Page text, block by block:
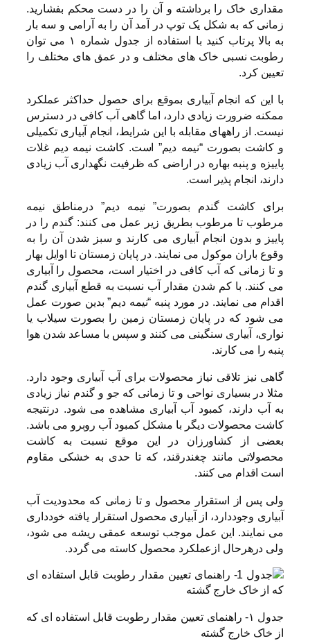
مقداری خاک را برداشته و آن را در دست محکم بفشارید.
زمانی که به شکل یک توپ در آمد آن را به آرامی و سه بار
به بالا پرتاب کنید با استفاده از جدول شماره ۱ می توان
رطوبت نسبی خاک های مختلف و در عمق های مختلف را
تعیین کرد.
با این که انجام آبیاری بموقع برای حصول حداکثر عملکرد
ممکنه ضرورت زیادی دارد، اما گاهی آب کافی در دسترس
نیست. از راههای مقابله با این شرایط، انجام آبیاری تکمیلی
و کاشت بصورت “نیمه دیم” است. کاشت نیمه دیم غلات
پاییزه و پنبه بهاره در اراضی که ظرفیت نگهداری آب زیادی
دارند، انجام پذیر است.
برای کاشت گندم بصورت” نیمه دیم” درمناطق نیمه
مرطوب تا مرطوب بطریق زیر عمل می کنند: گندم را در
پاییز و بدون انجام آبیاری می کارند و سبز شدن آن را به
وقوع باران موکول می نمایند. در پایان زمستان تا اوایل بهار
و تا زمانی که آب کافی در اختیار است، محصول را آبیاری
می کنند. با کم شدن مقدار آب نسبت به قطع آبیاری گندم
اقدام می نمایند. در مورد پنبه “نیمه دیم” بدین صورت عمل
می شود که در پایان زمستان زمین را بصورت سیلاب یا
نواری، آبیاری سنگینی می کنند و سپس با مساعد شدن هوا
پنبه را می کارند.
گاهی نیز تلاقی نیاز محصولات برای آب آبیاری وجود دارد.
مثلا در بسیاری نواحی و تا زمانی که جو و گندم نیاز زیادی
به آب دارند، کمبود آب آبیاری مشاهده می شود. درنتیجه
کاشت محصولات دیگر با مشکل کمبود آب روبرو می باشد.
بعضی از کشاورزان در این موقع نسبت به کاشت
محصولاتی مانند چغندرقند، که تا حدی به خشکی مقاوم
است اقدام می کنند.
ولی پس از استقرار محصول و تا زمانی که محدودیت آب
آبیاری وجوددارد، از آبیاری محصول استقرار یافته خودداری
می نمایند. این عمل موجب توسعه عمقی ریشه می شود،
ولی درهرحال ازعملکرد محصول کاسته می گردد.
جدول ۱- راهنمای تعیین مقدار رطوبت قابل استفاده ای که
از خاک خارج گشته